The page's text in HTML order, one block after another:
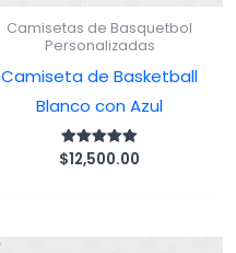
Camisetas de Basquetbol
Personalizadas
Camiseta de Basketball
Blanco con Azul
Valorado
$12,500.00